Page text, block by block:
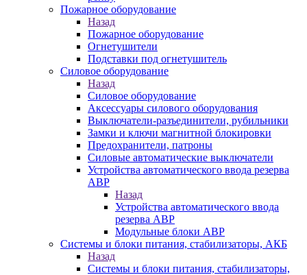
Пожарное оборудование
Назад
Пожарное оборудование
Огнетушители
Подставки под огнетушитель
Силовое оборудование
Назад
Силовое оборудование
Аксессуары силового оборудования
Выключатели-разъединители, рубильники
Замки и ключи магнитной блокировки
Предохранители, патроны
Силовые автоматические выключатели
Устройства автоматического ввода резерва
АВР
Назад
Устройства автоматического ввода
резерва АВР
Модульные блоки АВР
Системы и блоки питания, стабилизаторы, АКБ
Назад
Системы и блоки питания, стабилизаторы,